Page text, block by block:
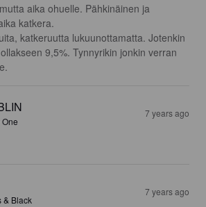
aika ohuelle. Pähkinäinen ja
katkera.
katkeruutta lukuunottamatta. Jotenkin
9,5%. Tynnyrikin jonkin verran
7 years ago
& Black
7 years ago